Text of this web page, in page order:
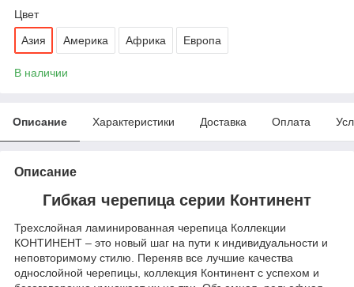
Цвет
Азия Америка Африка Европа
В наличии
Описание Характеристики Доставка Оплата
Описание
Гибкая черепица серии Континент
Трехслойная ламинированная черепица Коллекции
КОНТИНЕНТ – это новый шаг на пути к индивидуальности и
неповторимому стилю. Переняв все лучшие качества
однослойной черепицы, коллекция Континент с успехом и